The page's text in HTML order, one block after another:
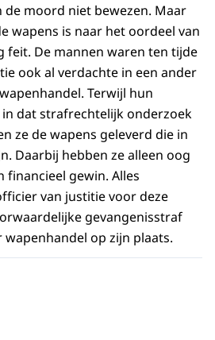
moord niet bewezen. Maar
wapens is naar het oordeel van
feit. De mannen waren ten tijde
ook al verdachte in een ander
Terwijl hun
dat strafrechtelijk onderzoek
ze de wapens geleverd die in
Daarbij hebben ze alleen oog
financieel gewin. Alles
van justitie voor deze
gevangenisstraf
wapenhandel op zijn plaats.